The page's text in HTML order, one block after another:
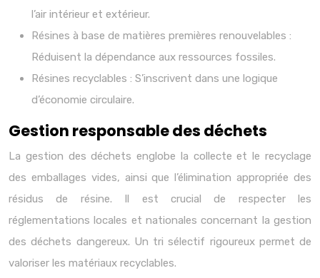
l’air intérieur et extérieur.
Résines à base de matières premières renouvelables :
Réduisent la dépendance aux ressources fossiles.
Résines recyclables : S’inscrivent dans une logique
d’économie circulaire.
Gestion responsable des déchets
La gestion des déchets englobe la collecte et le recyclage
des emballages vides, ainsi que l’élimination appropriée des
résidus de résine. Il est crucial de respecter les
réglementations locales et nationales concernant la gestion
des déchets dangereux. Un tri sélectif rigoureux permet de
valoriser les matériaux recyclables.